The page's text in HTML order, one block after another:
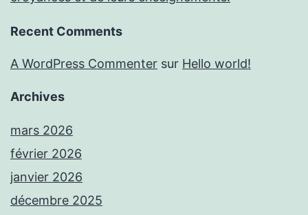
Recent Comments
A WordPress Commenter sur Hello world!
Archives
mars 2026
février 2026
janvier 2026
décembre 2025